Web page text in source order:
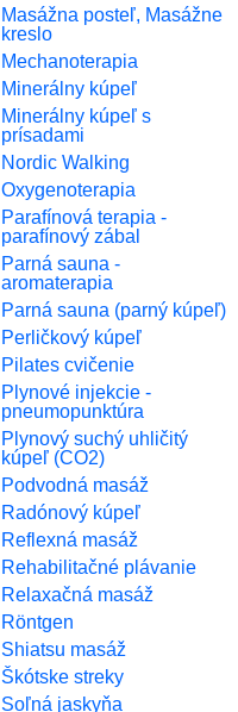
Masážna posteľ, Masážne
kreslo
Mechanoterapia
Minerálny kúpeľ
Minerálny kúpeľ s
prísadami
Nordic Walking
Oxygenoterapia
Parafínová terapia -
parafínový zábal
Parná sauna -
aromaterapia
Parná sauna (parný kúpeľ)
Perličkový kúpeľ
Pilates cvičenie
Plynové injekcie -
pneumopunktúra
Plynový suchý uhličitý
kúpeľ (CO2)
Podvodná masáž
Radónový kúpeľ
Reflexná masáž
Rehabilitačné plávanie
Relaxačná masáž
Röntgen
Shiatsu masáž
Škótske streky
Soľná jaskyňa